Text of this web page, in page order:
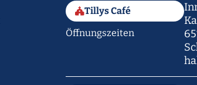
Tillys Café
Öffnungszeiten